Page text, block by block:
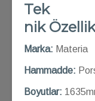
Tek
nik
Marka: Materia
Hammadde:
Boyutlar: